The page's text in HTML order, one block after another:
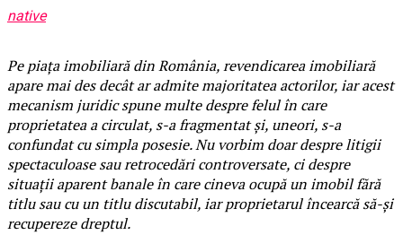
native
Pe piața imobiliară din România, revendicarea imobiliară
apare mai des decât ar admite majoritatea actorilor, iar acest
mecanism juridic spune multe despre felul în care
proprietatea a circulat, s-a fragmentat și, uneori, s-a
confundat cu simpla posesie. Nu vorbim doar despre litigii
spectaculoase sau retrocedări controversate, ci despre
situații aparent banale în care cineva ocupă un imobil fără
titlu sau cu un titlu discutabil, iar proprietarul încearcă să-și
recupereze dreptul.